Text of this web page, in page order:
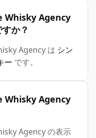
Whisky Agency
か？
Agency は シン
ー です。
Whisky Agency
Agency の表示